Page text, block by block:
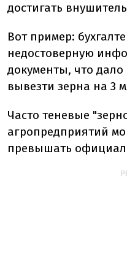
достигать
Вот пример:
недостоверную
документы, что
вывезти зерна на 3
Часто теневые
агропредприятий
превышать